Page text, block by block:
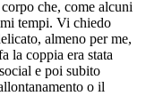
che, come alcuni
tempi. Vi chiedo
almeno per me,
la coppia era stata
e poi subito
o il